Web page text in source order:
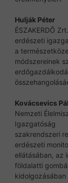
Hulják Péter
ÉSZAKERDŐ Zrt.
erdészeti
a
módszereinek
Kovácsevics Pál
Nemzeti
Igazgatóság
szakrendszeri
erdészeti
ellátásában, az
földalatti